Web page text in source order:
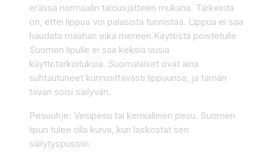
erässä normaalin talousjätteen mukana. Tärkeintä
on, ettei lippua voi palasista tunnistaa. Lippua ei saa
haudata maahan eikä mereen.Käytöstä poistetulle
Suomen lipulle ei saa keksiä uusia
käyttötarkoituksia. Suomalaiset ovat aina
suhtautuneet kunnioittavasti lippuunsa, ja tämän
tavan soisi säilyvän.
Pesuohje: Vesipesu tai kemiallinen pesu. Suomen
lipun tulee olla kuiva, kun laskostat sen
säilytyspussiin.